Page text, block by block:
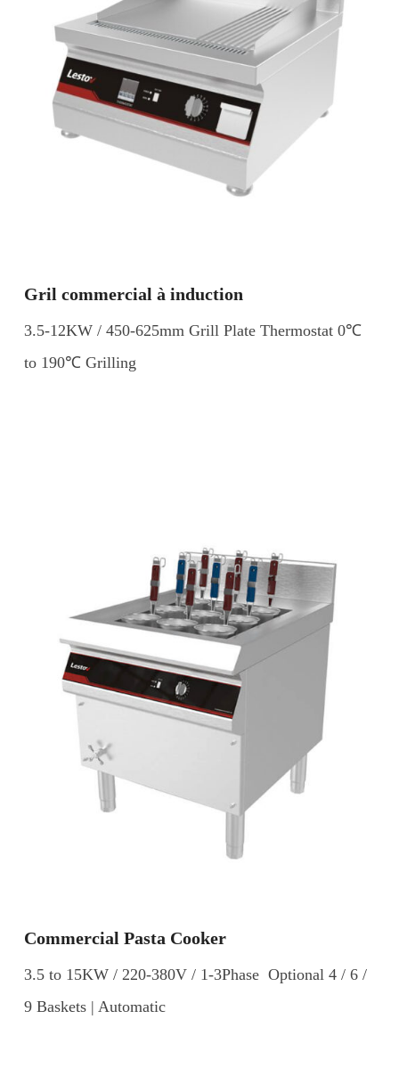
Gril commercial à induction
3.5-12KW / 450-625mm Grill Plate Thermostat 0℃
to 190℃ Grilling
Commercial Pasta Cooker
3.5 to 15KW / 220-380V / 1-3Phase Optional 4 / 6 /
9 Baskets | Automatic